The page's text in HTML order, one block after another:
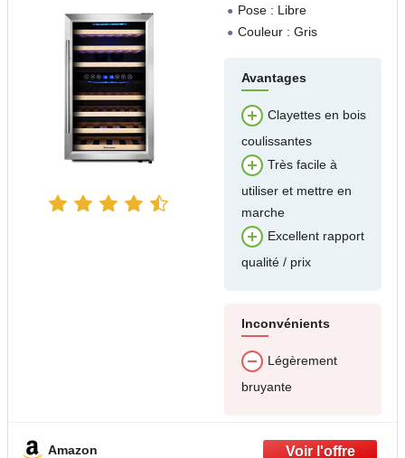
Pose : Libre
Couleur : Gris
Avantages
Clayettes en bois
coulissantes
Très facile à
utiliser et mettre en
marche
Excellent rapport
qualité / prix
Inconvénients
Légèrement
bruyante
Amazon